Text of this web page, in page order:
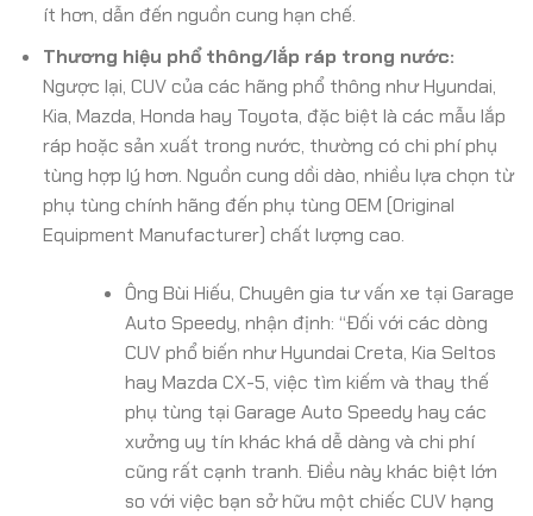
ít hơn, dẫn đến nguồn cung hạn chế.
Thương hiệu phổ thông/lắp ráp trong nước:
Ngược lại, CUV của các hãng phổ thông như Hyundai,
Kia, Mazda, Honda hay Toyota, đặc biệt là các mẫu lắp
ráp hoặc sản xuất trong nước, thường có chi phí phụ
tùng hợp lý hơn. Nguồn cung dồi dào, nhiều lựa chọn từ
phụ tùng chính hãng đến phụ tùng OEM (Original
Equipment Manufacturer) chất lượng cao.
Ông Bùi Hiếu, Chuyên gia tư vấn xe tại Garage
Auto Speedy, nhận định: “Đối với các dòng
CUV phổ biến như Hyundai Creta, Kia Seltos
hay Mazda CX-5, việc tìm kiếm và thay thế
phụ tùng tại Garage Auto Speedy hay các
xưởng uy tín khác khá dễ dàng và chi phí
cũng rất cạnh tranh. Điều này khác biệt lớn
so với việc bạn sở hữu một chiếc CUV hạng